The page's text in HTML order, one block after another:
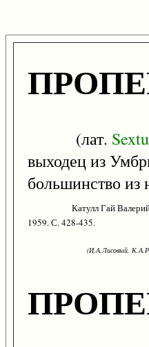
(лат.
выходец из
большинство
Катулл Гай
1959. С. 428-435.
(И.А.Лисовый,